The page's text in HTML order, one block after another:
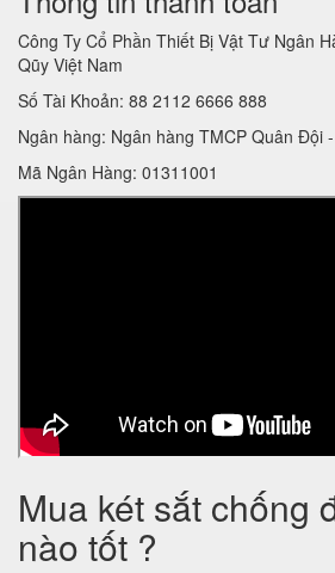
Công Ty Cổ Phần Thiết Bị Vật Tư Ngân
Qũy Việt Nam
Số Tài Khoản: 88 2112 6666 888
Ngân hàng: Ngân hàng TMCP Quân Đội
Mã Ngân Hàng: 01311001
Mua két sắt chống
nào tốt ?